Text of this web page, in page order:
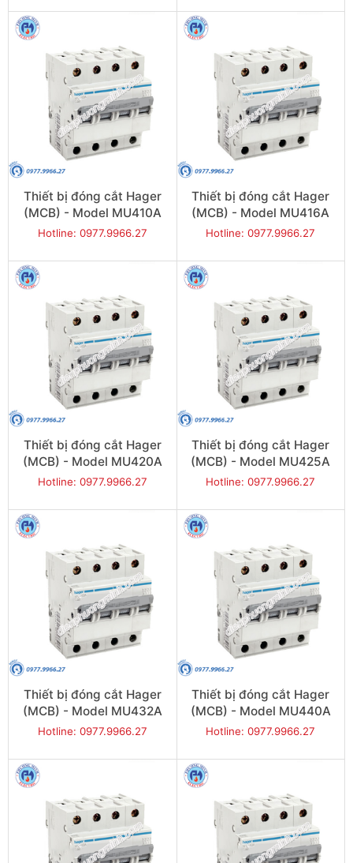
Thiết bị đóng cắt Hager
(MCB) - Model MU410A
Hotline: 0977.9966.27
Thiết bị đóng cắt Hager
(MCB) - Model MU416A
Hotline: 0977.9966.27
Thiết bị đóng cắt Hager
(MCB) - Model MU420A
Hotline: 0977.9966.27
Thiết bị đóng cắt Hager
(MCB) - Model MU425A
Hotline: 0977.9966.27
Thiết bị đóng cắt Hager
(MCB) - Model MU432A
Hotline: 0977.9966.27
Thiết bị đóng cắt Hager
(MCB) - Model MU440A
Hotline: 0977.9966.27